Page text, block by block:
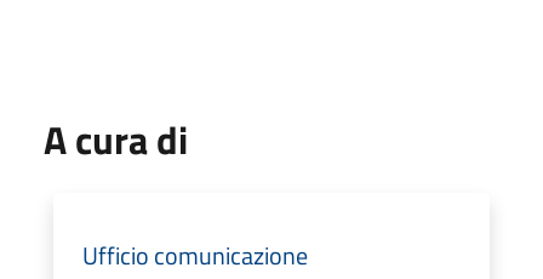
A cura di
Ufficio comunicazione